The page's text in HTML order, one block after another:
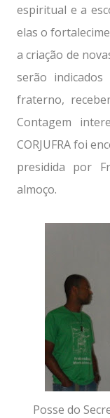
espiritual e a
elas o
a criação de
serão
fraterno,
Contagem
CORJUFRA foi
presidida por
almoço.
Posse do